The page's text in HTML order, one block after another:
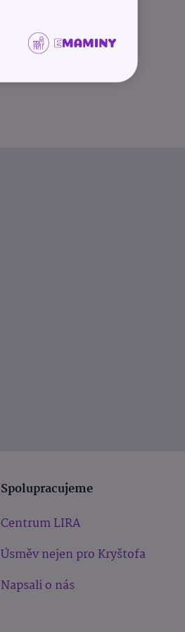
Spolupracujeme
Centrum LIRA
Úsměv nejen pro Kryštofa
Napsali o nás